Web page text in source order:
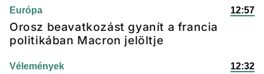
Európa 12:57
Orosz beavatkozást gyanít a francia
politikában Macron jelöltje
Vélemények 12:32